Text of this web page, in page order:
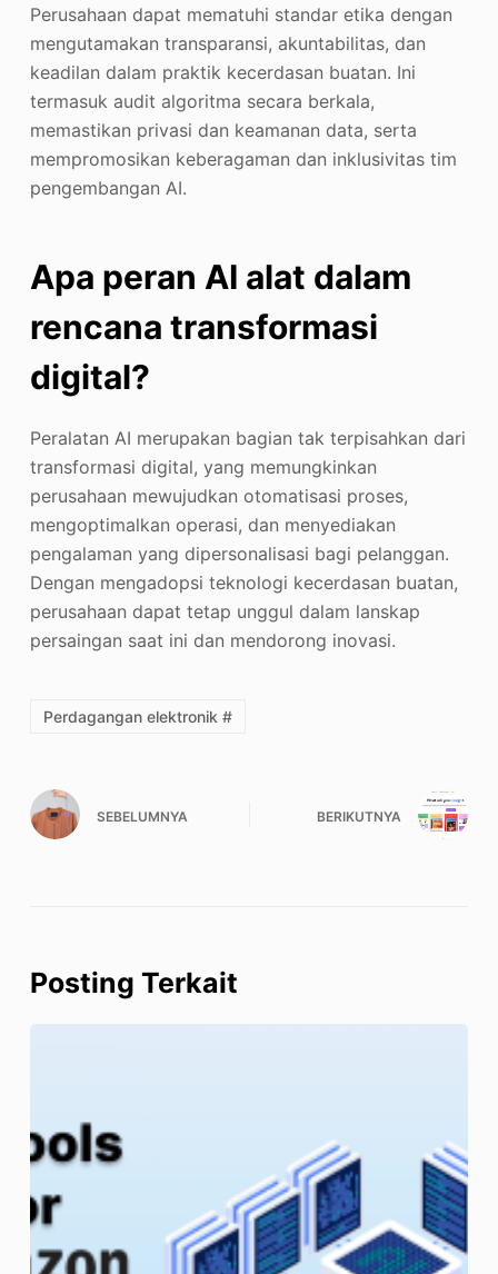
Perusahaan dapat mematuhi standar etika dengan
mengutamakan transparansi, akuntabilitas, dan
keadilan dalam praktik kecerdasan buatan. Ini
termasuk audit algoritma secara berkala,
memastikan privasi dan keamanan data, serta
mempromosikan keberagaman dan inklusivitas tim
pengembangan AI.
Apa peran AI alat dalam
rencana transformasi
digital?
Peralatan AI merupakan bagian tak terpisahkan dari
transformasi digital, yang memungkinkan
perusahaan mewujudkan otomatisasi proses,
mengoptimalkan operasi, dan menyediakan
pengalaman yang dipersonalisasi bagi pelanggan.
Dengan mengadopsi teknologi kecerdasan buatan,
perusahaan dapat tetap unggul dalam lanskap
persaingan saat ini dan mendorong inovasi.
Perdagangan elektronik #
SEBELUMNYA BERIKUTNYA
Posting Terkait